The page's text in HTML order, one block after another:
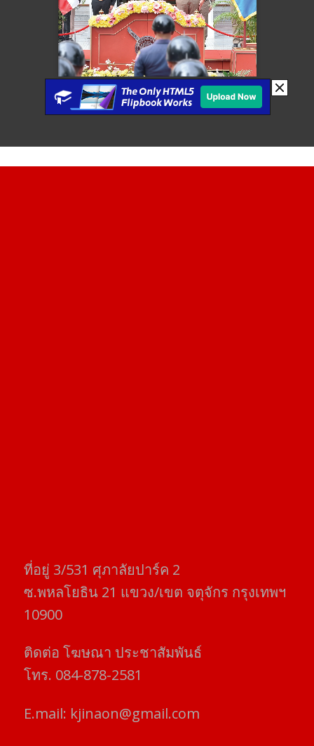
ที่อยู่​ 3/531​ ศุภาลัยปาร์ค​ 2
ซ.พหลโยธิน​ 21​ แขวง/เขต​ จตุจักร​ กรุงเทพฯ
10900
ติดต่อ​ โฆษณา​ ประชาสัมพันธ์
โทร​. 084-878-2581
E.mail: kjinaon@gmail.com